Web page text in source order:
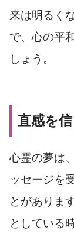
来は明るく
で、心の平
しょう。
直感を
心霊の夢は
ッセージを
とがありま
としている